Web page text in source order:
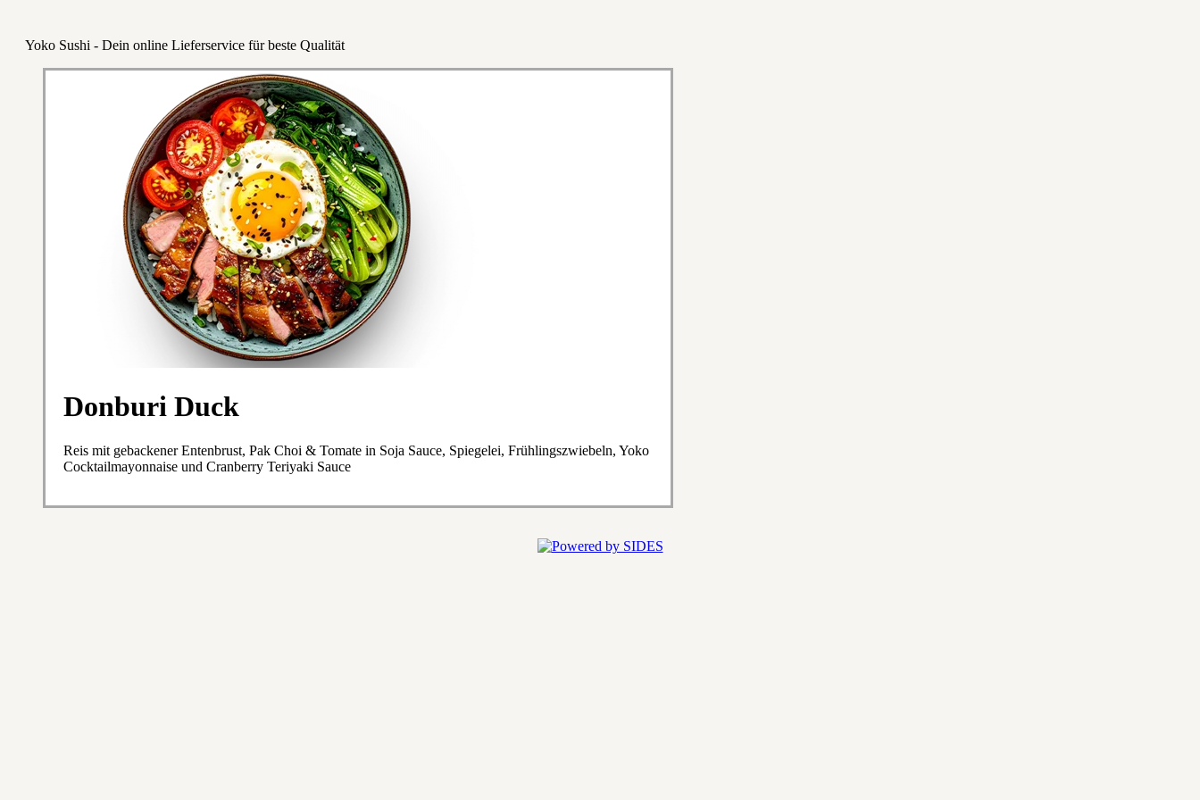
Yoko Sushi - Dein online Lieferservice für beste Qualität
Donburi Duck
Reis mit gebackener Entenbrust, Pak Choi & Tomate in Soja Sauce, Spiegelei, Frühlingszwiebeln, Yoko
Cocktailmayonnaise und Cranberry Teriyaki Sauce